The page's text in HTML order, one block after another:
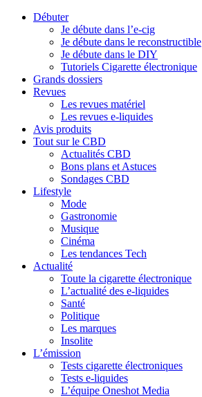
Débuter
Je débute dans l’e-cig
Je débute dans le reconstructible
Je débute dans le DIY
Tutoriels Cigarette électronique
Grands dossiers
Revues
Les revues matériel
Les revues e-liquides
Avis produits
Tout sur le CBD
Actualités CBD
Bons plans et Astuces
Sondages CBD
Lifestyle
Mode
Gastronomie
Musique
Cinéma
Les tendances Tech
Actualité
Toute la cigarette électronique
L’actualité des e-liquides
Santé
Politique
Les marques
Insolite
L’émission
Tests cigarette électroniques
Tests e-liquides
L’équipe Oneshot Media